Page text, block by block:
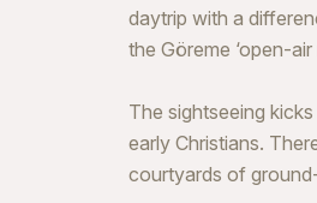
daytrip with a
the Göreme ‘open-air
The sightseeing
early Christians.
courtyards of